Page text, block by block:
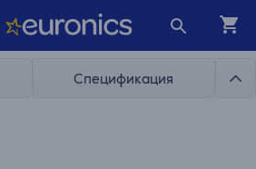
Спецификация